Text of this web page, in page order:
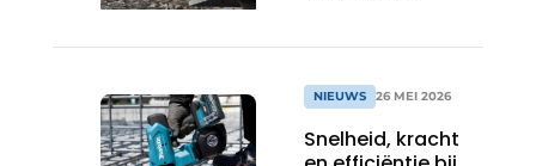
NIEUWS 26 MEI 2026
Snelheid, kracht